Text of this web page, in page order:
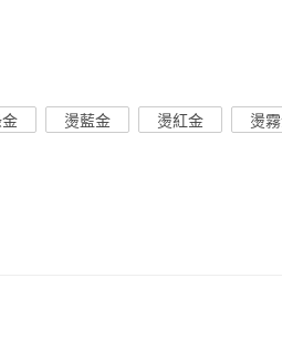
燙藍金 燙紅金
燙